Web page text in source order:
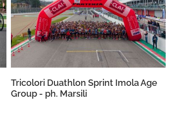
Tricolori Duathlon Sprint Imola Age
Group - ph. Marsili